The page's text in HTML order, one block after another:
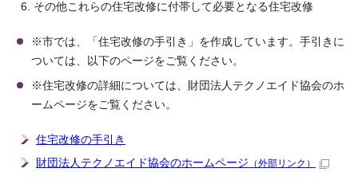
その他これらの住宅改修に付帯して必要となる住宅改修
※市では、「住宅改修の手引き」を作成しています。手引きに
ついては、以下のページをご覧ください。
※住宅改修の詳細については、財団法人テクノエイド協会のホ
ームページをご覧ください。
住宅改修の手引き
財団法人テクノエイド協会のホームページ （外部リンク）